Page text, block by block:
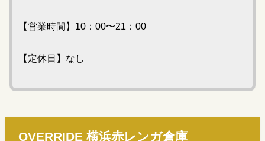
【営業時間】10：00〜21：00
【定休日】なし
OVERRIDE 横浜赤レンガ倉庫